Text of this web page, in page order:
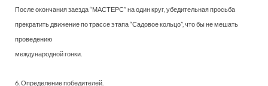
После окончания заезда “МАСТЕРС” на один круг, убедительная просьба
прекратить движение по трассе этапа “Садовое кольцо”, что бы не мешать
проведению
международной гонки.
6. Определение победителей.